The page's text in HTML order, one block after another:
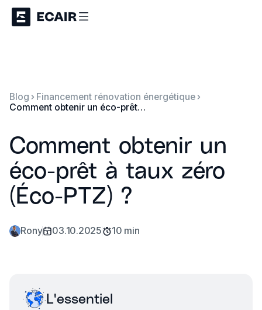
Blog
Financement rénovation énergétique
Comment obtenir un éco-prêt à taux zéro (Éco-PTZ) ?
Comment obtenir un
éco-prêt à taux zéro
(Éco-PTZ) ?
Rony 03.10.2025 10 min
L'essentiel